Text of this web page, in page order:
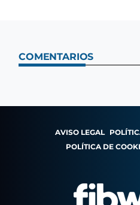
COMENTARIOS
AVISO LEGAL
POLÍTICA DE